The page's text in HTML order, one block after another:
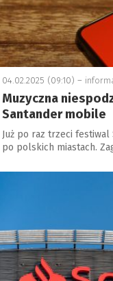
04.02.2025 (09:10) –
Muzyczna
Santander mobile
Już po raz trzeci
po polskich miastach.